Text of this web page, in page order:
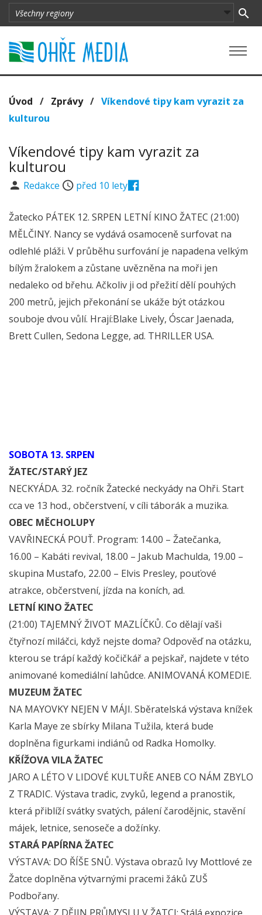
Úvod / Zprávy/ Víkendové tipy kam vyrazit za
kulturou
Víkendové tipy kam vyrazit za
kulturou
Redakce před 10 lety
Žatecko PÁTEK 12. SRPEN LETNÍ KINO ŽATEC (21:00)
MĚLČINY. Nancy se vydává osamoceně surfovat na
odlehlé pláži. V průběhu surfování je napadena velkým
bílým žralokem a zůstane uvězněna na moři jen
nedaleko od břehu. Ačkoliv ji od přežití dělí pouhých
200 metrů, jejich překonání se ukáže být otázkou
souboje dvou vůlí. Hrají:Blake Lively, Óscar Jaenada,
Brett Cullen, Sedona Legge, ad. THRILLER USA.
SOBOTA 13. SRPEN
ŽATEC/STARÝ JEZ
NECKYÁDA. 32. ročník Žatecké neckyády na Ohři. Start
cca ve 13 hod., občerstvení, v cíli táborák a muzika.
OBEC MĚCHOLUPY
VAVŘINECKÁ POUŤ. Program: 14.00 – Žatečanka,
16.00 – Kabáti revival, 18.00 – Jakub Machulda, 19.00 –
skupina Mustafo, 22.00 – Elvis Presley, pouťové
atrakce, občerstvení, jízda na koních, ad.
LETNÍ KINO ŽATEC
(21:00) TAJEMNÝ ŽIVOT MAZLÍČKŮ. Co dělají vaši
čtyřnozí miláčci, když nejste doma? Odpověď na otázku,
kterou se trápí každý kočičkář a pejskař, najdete v této
animované komediální lahůdce. ANIMOVANÁ KOMEDIE.
MUZEUM ŽATEC
NA MAYOVKY NEJEN V MÁJI. Sběratelská výstava knížek
Karla Maye ze sbírky Milana Tužila, která bude
doplněna figurkami indiánů od Radka Homolky.
KŘÍŽOVA VILA ŽATEC
JARO A LÉTO V LIDOVÉ KULTUŘE ANEB CO NÁM ZBYLO
Z TRADIC. Výstava tradic, zvyků, legend a pranostik,
která přiblíží svátky svatých, pálení čarodějnic, stavění
májek, letnice, senoseče a dožínky.
STARÁ PAPÍRNA ŽATEC
VÝSTAVA: DO ŘÍŠE SNŮ. Výstava obrazů Ivy Mottlové ze
Žatce doplněna výtvarnými pracemi žáků ZUŠ
Podbořany.
VÝSTAVA: Z DĚJIN PRŮMYSLU V ŽATCI: Stálá expozice